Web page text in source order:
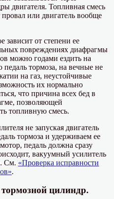
двигателя. Топливная смесь
или двигатель вообще
зависит от степени ее
повреждениях диафрагмы
можно годами ездить на
педаль тормоза, на вечные не
на газ, неустойчивые
их нормально
что причина всех бед в
позволяющей
топливную смесь.
не запуская двигатель
тормоза и удерживаем ее
педаль должна сразу
вакуумный усилитель
См. «Проверка исправности
.
цилиндр.